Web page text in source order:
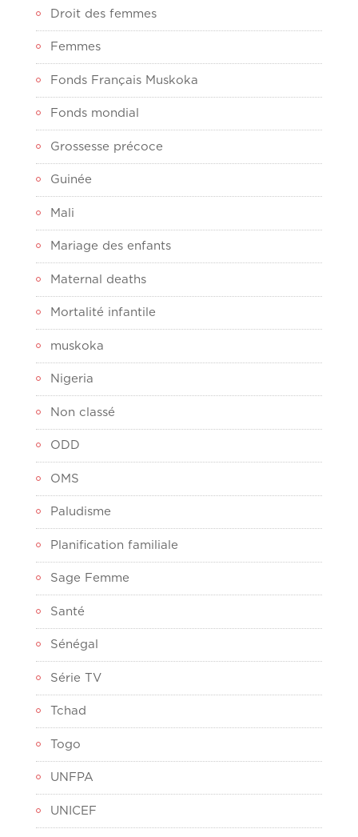
Droit des femmes
Femmes
Fonds Français Muskoka
Fonds mondial
Grossesse précoce
Guinée
Mali
Mariage des enfants
Maternal deaths
Mortalité infantile
muskoka
Nigeria
Non classé
ODD
OMS
Paludisme
Planification familiale
Sage Femme
Santé
Sénégal
Série TV
Tchad
Togo
UNFPA
UNICEF